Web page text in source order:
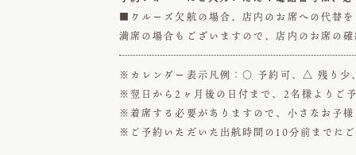
■クルーズ欠航の場合、店内のお席への代替
満席の場合もございますので、店内のお席の
※カレンダー表示凡例：○ 予約可、△ 残り少
※翌日から2ヶ月後の日付まで、2名様よりご
※着席する必要がありますので、小さなお子
※ご予約いただいた出航時間の10分前までに